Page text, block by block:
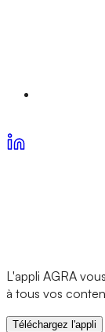
L'appli AGRA
à tous vos
Téléchargez l'appli